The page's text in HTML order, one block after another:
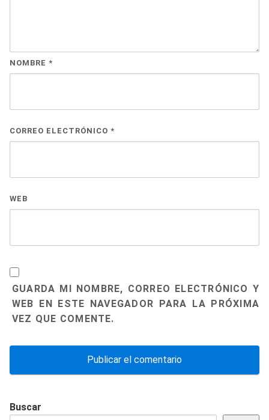
NOMBRE *
CORREO ELECTRÓNICO *
WEB
GUARDA MI NOMBRE, CORREO ELECTRÓNICO Y
WEB EN ESTE NAVEGADOR PARA LA PRÓXIMA
VEZ QUE COMENTE.
Buscar